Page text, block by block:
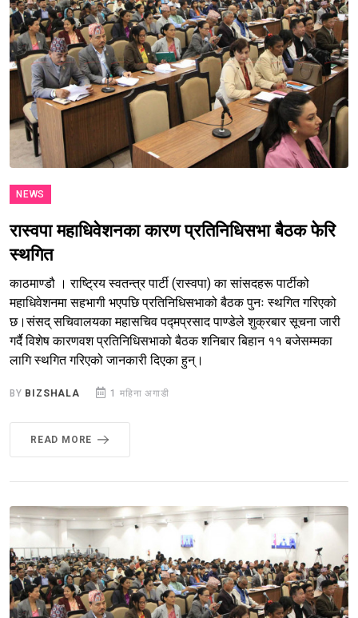
NEWS
रास्वपा महाधिवेशनका कारण प्रतिनिधिसभा बैठक फेरि
स्थगित
काठमाण्डौ । राष्ट्रिय स्वतन्त्र पार्टी (रास्वपा) का सांसदहरू पार्टीको
महाधिवेशनमा सहभागी भएपछि प्रतिनिधिसभाको बैठक पुनः स्थगित गरिएको
छ।संसद् सचिवालयका महासचिव पद्मप्रसाद पाण्डेले शुक्रबार सूचना जारी
गर्दै विशेष कारणवश प्रतिनिधिसभाको बैठक शनिबार बिहान ११ बजेसम्मका
लागि स्थगित गरिएको जानकारी दिएका हुन्।
BY BIZSHALA 1 महिना अगाडी
READ MORE